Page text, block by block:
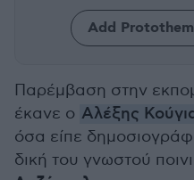
Add
Παρέμβαση στην
έκανε ο Αλέξης
όσα είπε
δική του γνωστού